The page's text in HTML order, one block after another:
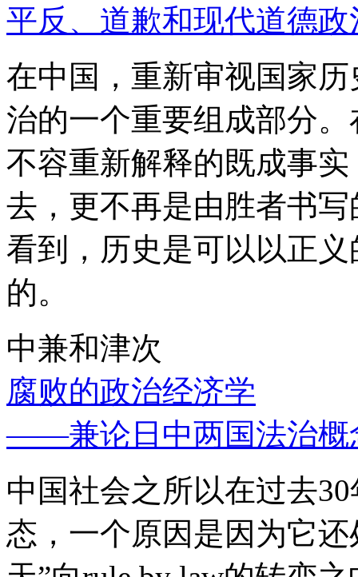
平反、道歉和现代道德政
在中国，重新审视国家
治的一个重要组成部分
不容重新解释的既成事
去，更不再是由胜者书
看到，历史是可以以正
的。
中兼和津次
腐败的政治经济学
——兼论日中两国法治概
中国社会之所以在过去
态，一个原因是因为它